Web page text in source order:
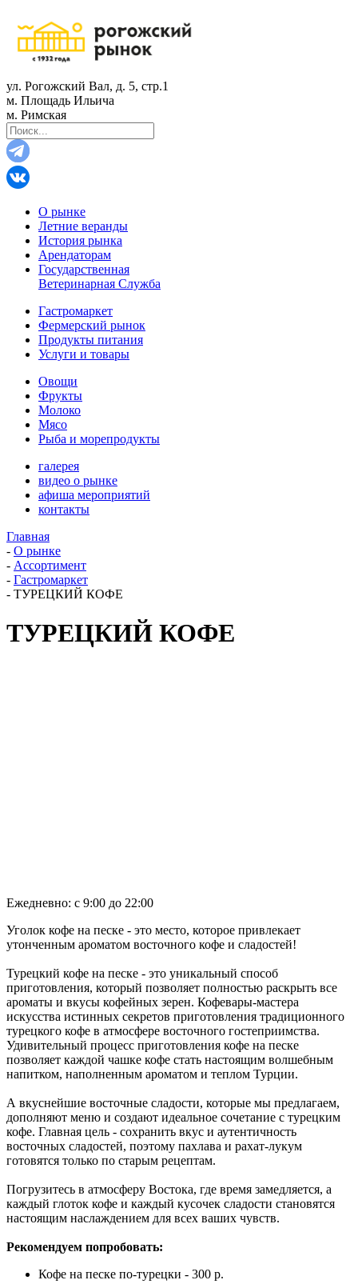
ул. Рогожский Вал, д. 5, стр.1
м. Площадь Ильича
м. Римская
О рынке
Летние веранды
История рынка
Арендаторам
Государственная
Ветеринарная Служба
Гастромаркет
Фермерский рынок
Продукты питания
Услуги и товары
Овощи
Фрукты
Молоко
Мясо
Рыба и морепродукты
галерея
видео о рынке
афиша мероприятий
контакты
Главная
- О рынке
- Ассортимент
- Гастромаркет
- ТУРЕЦКИЙ КОФЕ
ТУРЕЦКИЙ КОФЕ
Ежедневно: с 9:00 до 22:00
Уголок кофе на песке - это место, которое привлекает
утонченным ароматом восточного кофе и сладостей!
Турецкий кофе на песке - это уникальный способ
приготовления, который позволяет полностью раскрыть все
ароматы и вкусы кофейных зерен. Кофевары-мастера
искусства истинных секретов приготовления традиционного
турецкого кофе в атмосфере восточного гостеприимства.
Удивительный процесс приготовления кофе на песке
позволяет каждой чашке кофе стать настоящим волшебным
напитком, наполненным ароматом и теплом Турции.
А вкуснейшие восточные сладости, которые мы предлагаем,
дополняют меню и создают идеальное сочетание с турецким
кофе. Главная цель - сохранить вкус и аутентичность
восточных сладостей, поэтому пахлава и рахат-лукум
готовятся только по старым рецептам.
Погрузитесь в атмосферу Востока, где время замедляется, а
каждый глоток кофе и каждый кусочек сладости становятся
настоящим наслаждением для всех ваших чувств.
Рекомендуем попробовать:
Кофе на песке по-турецки - 300 р.